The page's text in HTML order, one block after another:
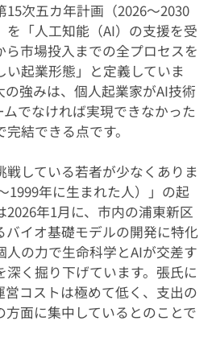
次五カ年計画（2026～2030
を「人工知能（AI）の支援を受
ら市場投入までの全プロセスを
い起業形態」と定義していま
強みは、個人起業家がAI技術
ムでなければ実現できなかった
結できる点です。
戦している若者が少なくありま
1999年に生まれた人）」の起
年1月に、市内の浦東新区
バイオ基礎モデルの開発に特化
人の力で生命科学とAIが交差す
深く掘り下げています。張氏に
営コストは極めて低く、支出の
方面に集中しているとのことで